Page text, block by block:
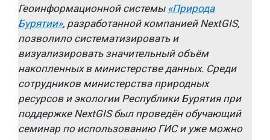
Геоинформационной системы «Природа
Бурятии», разработанной компанией NextGIS,
позволило систематизировать и
визуализировать значительный объём
накопленных в министерстве данных. Среди
сотрудников министерства природных
ресурсов и экологии Республики Бурятия при
поддержке NextGIS был проведён обучающий
семинар по использованию ГИС и уже можно